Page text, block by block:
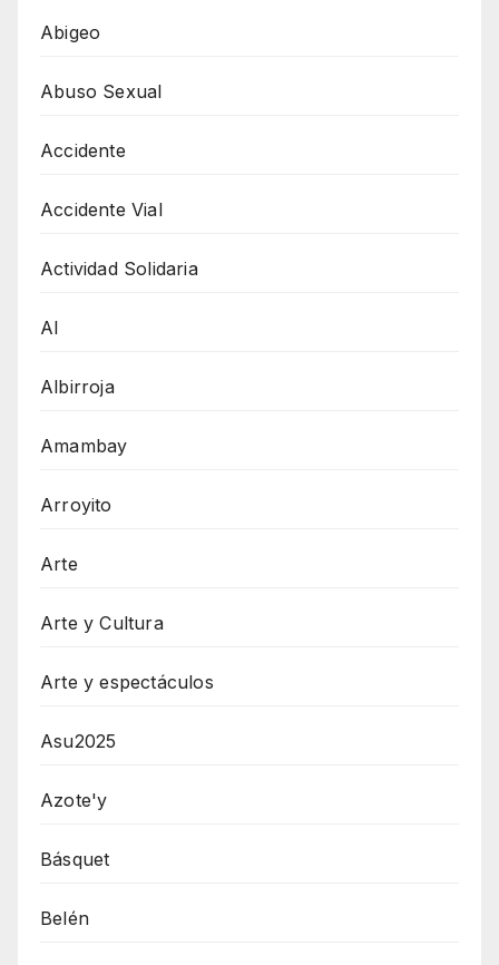
Abigeo
Abuso Sexual
Accidente
Accidente Vial
Actividad Solidaria
AI
Albirroja
Amambay
Arroyito
Arte
Arte y Cultura
Arte y espectáculos
Asu2025
Azote'y
Básquet
Belén